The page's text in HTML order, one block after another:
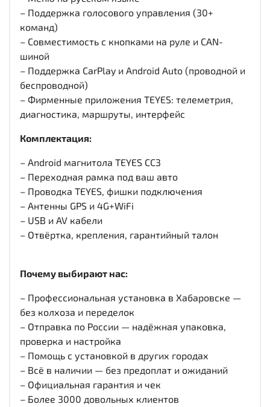
– Поддержка голосового управления (30+
команд)
– Совместимость с кнопками на руле и CAN-
шиной
– Поддержка CarPlay и Android Auto (проводной и
беспроводной)
– Фирменные приложения TEYES: телеметрия,
диагностика, маршруты, интерфейс
Комплектация:
– Android магнитола TEYES CC3
– Переходная рамка под ваш авто
– Проводка TEYES, фишки подключения
– Антенны GPS и 4G+WiFi
– USB и AV кабели
– Отвёртка, крепления, гарантийный талон
Почему выбирают нас:
– Профессиональная установка в Хабаровске —
без колхоза и переделок
– Отправка по России — надёжная упаковка,
проверка и настройка
– Помощь с установкой в других городах
– Всё в наличии — без предоплат и ожиданий
– Официальная гарантия и чек
– Более 3000 довольных клиентов